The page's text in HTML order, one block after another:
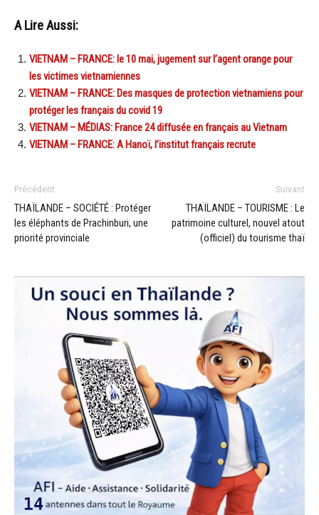
A Lire Aussi:
VIETNAM – FRANCE: le 10 mai, jugement sur l’agent orange pour
les victimes vietnamiennes
VIETNAM – FRANCE: Des masques de protection vietnamiens pour
protéger les français du covid 19
VIETNAM – MÉDIAS: France 24 diffusée en français au Vietnam
VIETNAM – FRANCE: A Hanoï, l’institut français recrute
Précédent
THAÏLANDE – SOCIÉTÉ : Protéger
les éléphants de Prachinburi, une
priorité provinciale
Suivant
THAÏLANDE – TOURISME : Le
patrimoine culturel, nouvel atout
(officiel) du tourisme thaï